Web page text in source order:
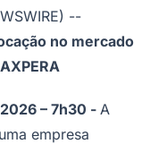
Silveira
Osasco Parque dos
Parque VianaPirapora
Vila Boa Vista
--
no mercado
2026 – 7h30 - A
empresa